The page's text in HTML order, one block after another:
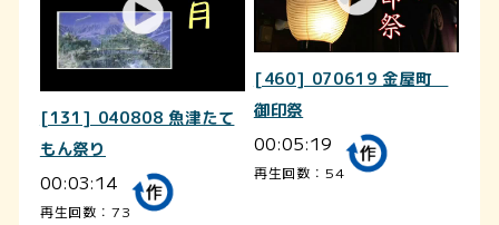
[131] 040808 魚津たて
もん祭り
00:03:14
再生回数：73
[460] 070619 金屋町
御印祭
00:05:19
再生回数：54